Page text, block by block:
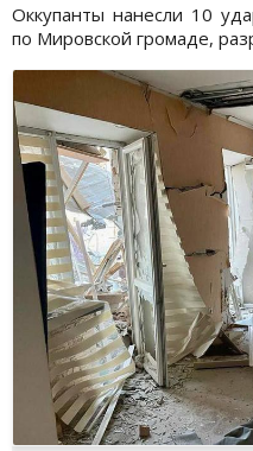
Оккупанты нанесли 10
по Мировской громаде,